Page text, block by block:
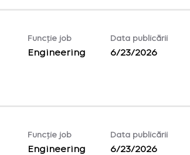
Funcție job
Engineering
Data publicării
6/23/2026
Funcție job
Engineering
Data publicării
6/23/2026